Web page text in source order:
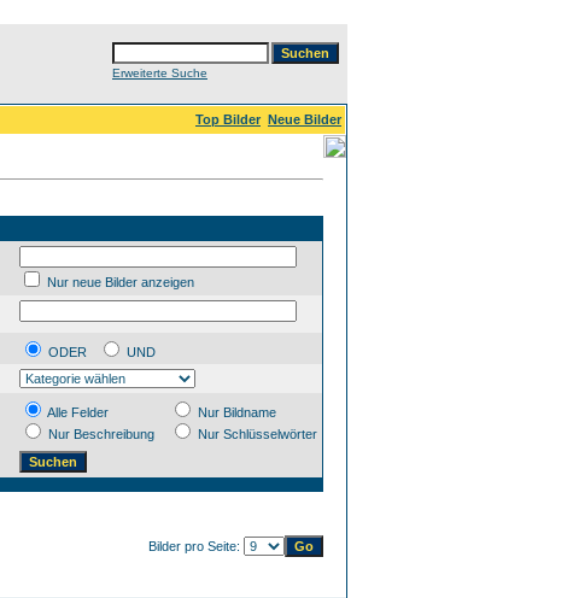
Erweiterte Suche
Top Bilder Neue Bilder
Nur neue Bilder anzeigen
ODER
UND
Alle Felder
Nur Bildname
Nur Beschreibung
Nur Schlüsselwörter
Bilder pro Seite: